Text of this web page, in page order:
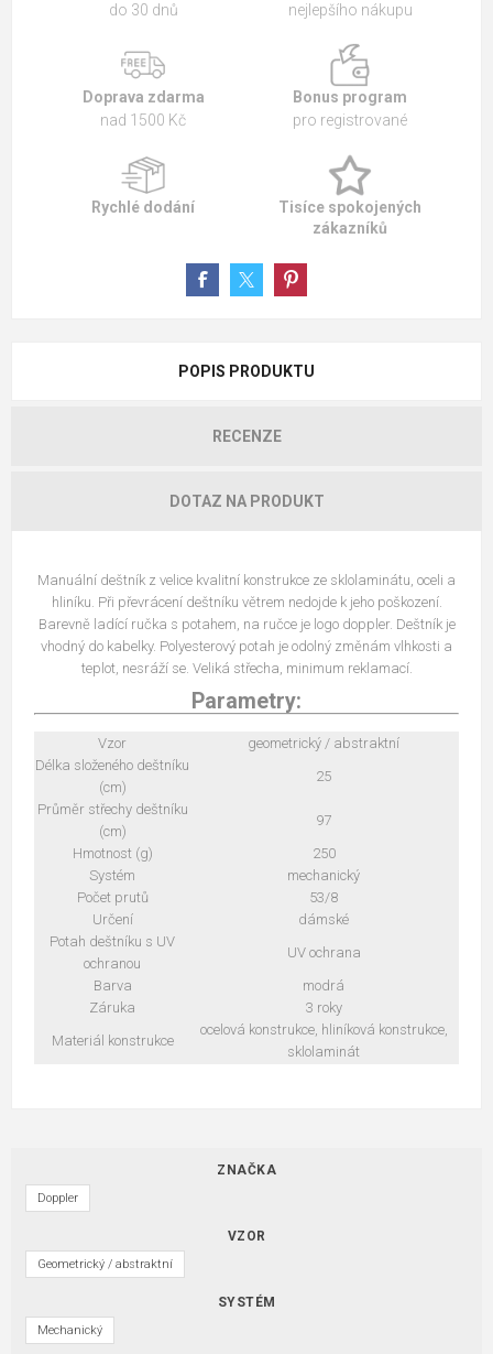
do 30 dnů
nejlepšího nákupu
Doprava zdarma
nad 1500 Kč
Bonus program
pro registrované
Rychlé dodání
Tisíce spokojených
zákazníků
POPIS PRODUKTU
RECENZE
DOTAZ NA PRODUKT
Manuální deštník z velice kvalitní konstrukce ze sklolaminátu, oceli a
hliníku. Při převrácení deštníku větrem nedojde k jeho poškození.
Barevně ladící ručka s potahem, na ručce je logo doppler. Deštník je
vhodný do kabelky. Polyesterový potah je odolný změnám vlhkosti a
teplot, nesráží se. Veliká střecha, minimum reklamací.
Parametry:
Vzor
geometrický / abstraktní
Délka složeného deštníku
(cm)
25
Průměr střechy deštníku
(cm)
97
Hmotnost (g)
250
Systém
mechanický
Počet prutů
53/8
Určení
dámské
Potah deštníku s UV
ochranou
UV ochrana
Barva
modrá
Záruka
3 roky
Materiál konstrukce
ocelová konstrukce, hliníková konstrukce,
sklolaminát
ZNAČKA
Doppler
VZOR
Geometrický / abstraktní
SYSTÉM
Mechanický